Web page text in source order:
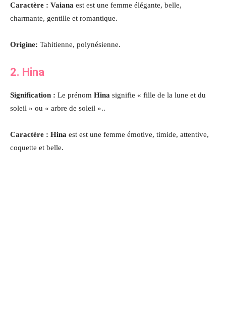
Caractère : Vaiana est est une femme élégante, belle,
charmante, gentille et romantique.
Origine: Tahitienne, polynésienne.
2. Hina
Signification : Le prénom Hina signifie « fille de la lune et du
soleil » ou « arbre de soleil »..
Caractère : Hina est est une femme émotive, timide, attentive,
coquette et belle.